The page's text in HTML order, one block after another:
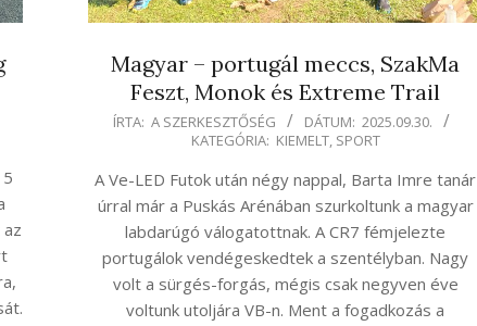
Magyar – portugál meccs, SzakMa
Feszt, Monok és Extreme Trail
2025-
30
ÍRTA: A SZERKESZTŐSÉG DÁTUM: 2025.09.30.
KATEGÓRIA: KIEMELT, SPORT
A Ve-LED Futok után négy nappal, Barta Imre tanár
úrral már a Puskás Arénában szurkoltunk a magyar
labdarúgó válogatottnak. A CR7 fémjelezte
portugálok vendégeskedtek a szentélyban. Nagy
volt a sürgés-forgás, mégis csak negyven éve
voltunk utoljára VB-n. Ment a fogadkozás a